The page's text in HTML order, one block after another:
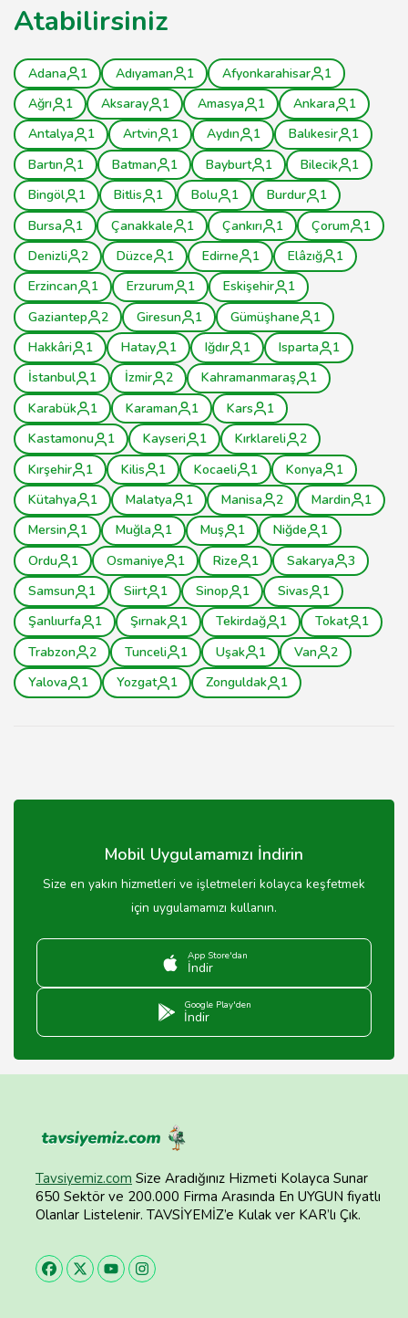
Atabilirsiniz
Adana 1 Adıyaman 1 Afyonkarahisar
1
Ağrı
1 Aksaray 1 Amasya 1 Ankara
1
Antalya
1 Artvin 1 Aydın 1 Balıkesir
1
Bartın
1 Batman 1 Bayburt 1 Bilecik
1
Bingöl
1 Bitlis 1 Bolu 1 Burdur
1
Bursa
1 Çanakkale 1 Çankırı 1 Çorum
1
Denizli
2 Düzce 1 Edirne 1 Elâzığ
1
Erzincan
1 Erzurum 1 Eskişehir
1
Gaziantep
2 Giresun 1 Gümüşhane
1
Hakkâri
1 Hatay 1 Iğdır 1 Isparta
1
İstanbul
1 İzmir 2 Kahramanmaraş
1
Karabük
1 Karaman 1 Kars
1
Kastamonu
1 Kayseri 1 Kırklareli
2
Kırşehir
1 Kilis 1 Kocaeli 1 Konya
1
Kütahya
1 Malatya 1 Manisa 2 Mardin
1
Mersin
1 Muğla 1 Muş 1 Niğde
1
Ordu
1 Osmaniye 1 Rize 1 Sakarya
3
Samsun
1 Siirt 1 Sinop 1 Sivas
1
Şanlıurfa
1 Şırnak 1 Tekirdağ 1 Tokat
1
Trabzon
2 Tunceli 1 Uşak 1 Van
2
Yalova
1 Yozgat 1 Zonguldak 1
Mobil Uygulamamızı İndirin
Size en yakın hizmetleri ve işletmeleri kolayca keşfetmek
için uygulamamızı kullanın.
App Store'dan
İndir
Google Play'den
İndir
Tavsiyemiz.com Size Aradığınız Hizmeti Kolayca Sunar
650 Sektör ve 200.000 Firma Arasında En UYGUN fiyatlı
Olanlar Listelenir. TAVSİYEMİZ’e Kulak ver KAR’lı Çık.